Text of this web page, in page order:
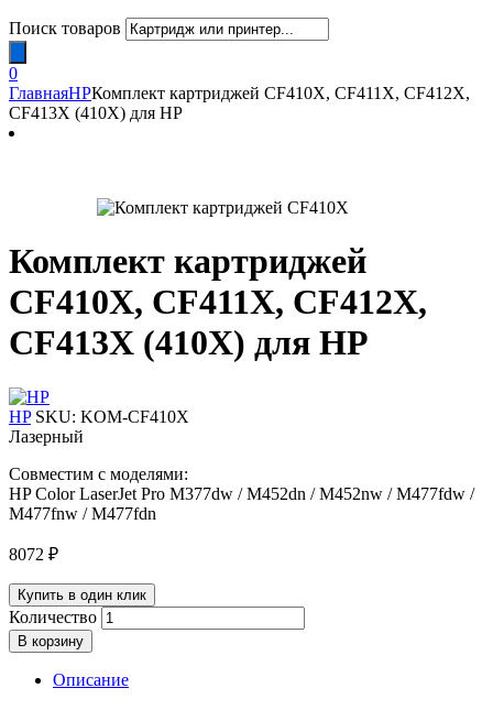
Поиск товаров
0
ГлавнаяHPКомплект картриджей CF410X, CF411X, CF412X,
CF413X (410X) для HP
Комплект картриджей
CF410X, CF411X, CF412X,
CF413X (410X) для HP
HP SKU: KOM-CF410X
Лазерный
Совместим с моделями:
HP Color LaserJet Pro M377dw / M452dn / M452nw / M477fdw /
M477fnw / M477fdn
8072 ₽
Купить в один клик
Количество
В корзину
Описание